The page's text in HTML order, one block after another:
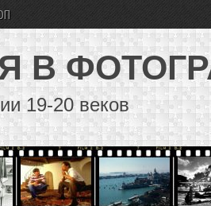
В
19-20 веков